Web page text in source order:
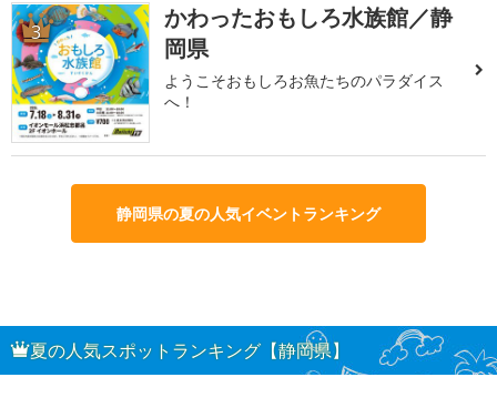
3
かわったおもしろ水族館／静
岡県
ようこそおもしろお魚たちのパラダイス
へ！
静岡県の夏の人気イベントランキング
夏の人気スポットランキング【静岡県】